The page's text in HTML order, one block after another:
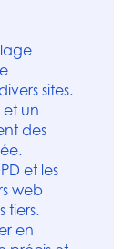
sites.
et un
des
et les
web
tiers.
en